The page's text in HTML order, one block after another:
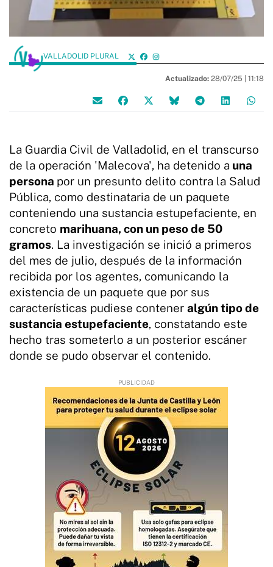
VALLADOLID PLURAL
Actualizado: 28/07/25 | 11:18
La Guardia Civil de Valladolid, en el transcurso
de la operación 'Malecova', ha detenido a una
persona por un presunto delito contra la Salud
Pública, como destinataria de un paquete
conteniendo una sustancia estupefaciente, en
concreto marihuana, con un peso de 50
gramos. La investigación se inició a primeros
del mes de julio, después de la información
recibida por los agentes, comunicando la
existencia de un paquete que por sus
características pudiese contener algún tipo de
sustancia estupefaciente, constatando este
hecho tras someterlo a un posterior escáner
donde se pudo observar el contenido.